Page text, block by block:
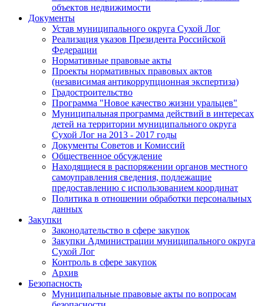
объектов недвижимости
Документы
Устав муниципального округа Сухой Лог
Реализация указов Президента Российской
Федерации
Нормативные правовые акты
Проекты нормативных правовых актов
(независимая антикоррупционная экспертиза)
Градостроительство
Программа "Новое качество жизни уральцев"
Муниципальная программа действий в интересах
детей на территории муниципального округа
Сухой Лог на 2013 - 2017 годы
Документы Советов и Комиссий
Общественное обсуждение
Находящиеся в распоряжении органов местного
самоуправления сведения, подлежащие
предоставлению с использованием координат
Политика в отношении обработки персональных
данных
Закупки
Законодательство в сфере закупок
Закупки Администрации муниципального округа
Сухой Лог
Контроль в сфере закупок
Архив
Безопасность
Муниципальные правовые акты по вопросам